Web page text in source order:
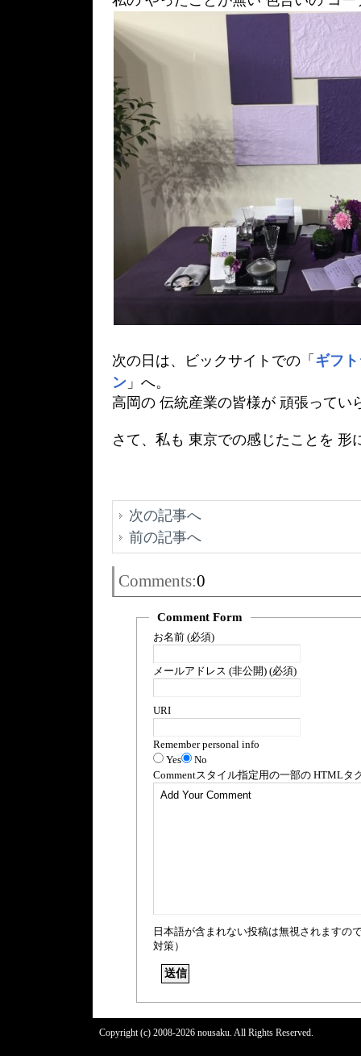
次の日は、ビックサイトでの「 ギフ
ン 」へ。
高岡の 伝統産業の皆様が 頑張ってい
さて、私も 東京での感じたことを 形
次の記事へ
前の記事へ
Comments:0
Comment Form
お名前 (必須)
メールアドレス (非公開) (必須)
URI
Remember personal info
Yes
No
Commentスタイル指定用の一部の HTMLタ
日本語が含まれない投稿は無視されますの
対策）
Copyright (c) 2008-2026 nousaku. All Rights Reserved.